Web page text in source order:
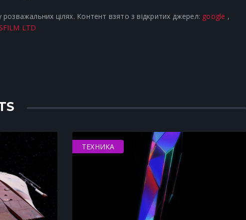
розважальних цілях. Контент взято з відкритих джерел: google ,
LTD
ТЕХНИКА